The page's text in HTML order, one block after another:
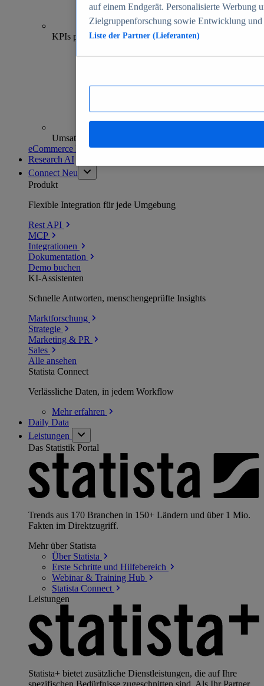
70+
KPIs pro Shop
Umsatzanalysen und -prognosen
eCommerce Insights entdecken
Research AI
Connect Neu
Produkt
Flexible Integration für jede Umgebung
Rest API
MCP
Integrationen
Dokumentation
Demo buchen
KI-Assistenten
Schnelle Antworten, menschengeprüfte Insights
Marktforschung
Strategie
Marketing & PR
Sales
Alle ansehen
Statista Connect
Verlässliche Daten, in jedem Workflow
Mehrerfahren
Daily Data
Leistungen
Das Statistik Portal
Trends aus 170 Branchen in 150+ Ländern und über 1 Mio.
Fakten im Direktzugriff.
Mehr über Statista
Über Statista
Erste Schritte und Hilfebereich
Webinar & Training Hub
Statista Connect
Leistungen
Statista+ bietet zusätzliche Dienstleistungen, die auf Ihre
spezifischen Bedürfnisse zugeschnitten sind. Als Ihr Partner
auf einem Endgerät. Personalisierte Werbung
Zielgruppenforschung sowie Entwicklung
Liste der Partner (Lieferanten)